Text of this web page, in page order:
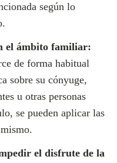
según lo
el ámbito familiar:
de forma habitual
sobre su cónyuge,
u otras personas
se pueden aplicar las
el disfrute de la